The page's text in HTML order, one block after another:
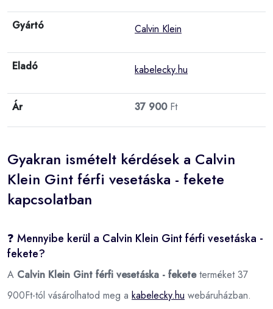
Gyártó Calvin Klein
Eladó kabelecky.hu
Ár 37 900Ft
Gyakran ismételt kérdések a Calvin
Klein Gint férfi vesetáska - fekete
kapcsolatban
❓ Mennyibe kerül a Calvin Klein Gint férfi vesetáska -
fekete?
A Calvin Klein Gint férfi vesetáska - feketeterméket 37
900Ft-tól vásárolhatod meg a kabelecky.hu webáruházban.